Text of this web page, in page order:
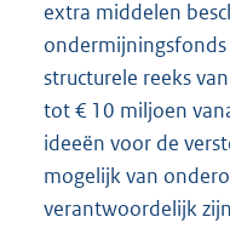
extra middelen
structurele reeks
tot € 10 miljoen
ideeën voor de
mogelijk van
verantwoordelijk